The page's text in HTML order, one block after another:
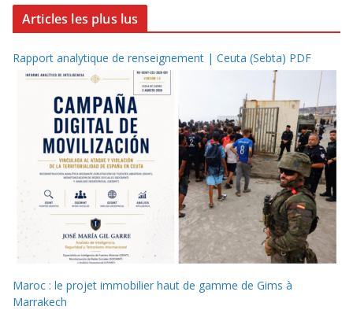
Articles les plus lus
Rapport analytique de renseignement | Ceuta (Sebta) PDF
Maroc : le projet immobilier haut de gamme de Gims à
Marrakech